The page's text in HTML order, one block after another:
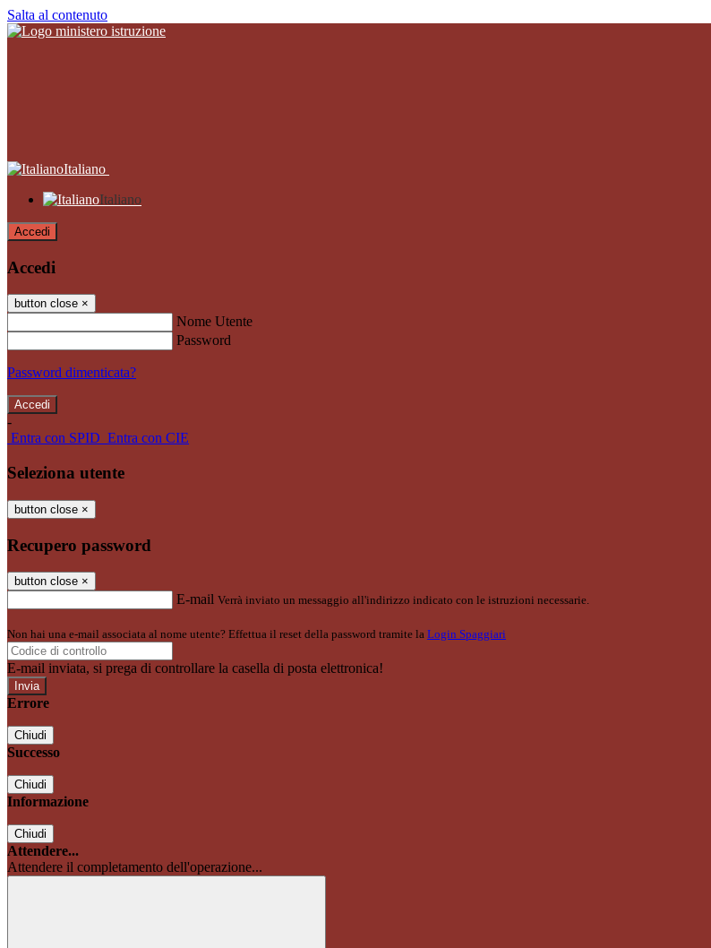
Salta al contenuto
Italiano
Italiano
Accedi
Accedi
button close ×
Nome Utente
Password
Password dimenticata?
-
Entra con SPID Entra con CIE
Seleziona utente
button close ×
Recupero password
button close ×
E-mail Verrà inviato un messaggio all'indirizzo indicato con le istruzioni necessarie.
Non hai una e-mail associata al nome utente? Effettua il reset della password tramite la Login Spaggiari
E-mail inviata, si prega di controllare la casella di posta elettronica!
Errore
Chiudi
Successo
Chiudi
Informazione
Chiudi
Attendere...
Attendere il completamento dell'operazione...